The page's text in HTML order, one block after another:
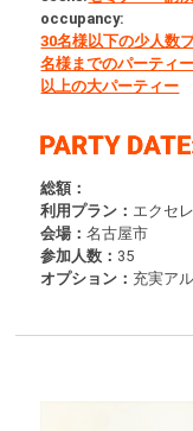
occupancy:
30名様以下の少人数
名様までのパーティ
以上の大パーティー
総額：
利用プラン： エクセ
会場：名古屋市
参加人数： 35
オプション： 充実ア